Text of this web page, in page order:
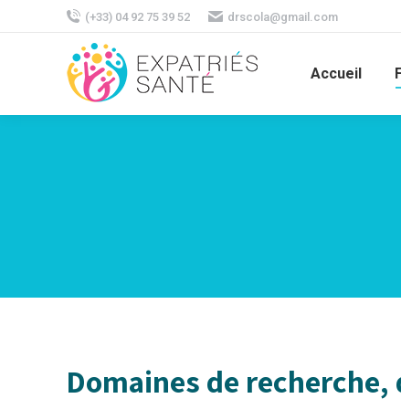
(+33) 04 92 75 39 52 drscola@gmail.com
Accueil
Domaines de